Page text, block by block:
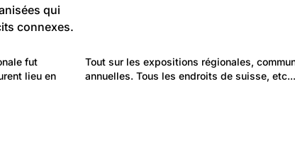
qui
connexes.
fut
lieu en
Travail et Economie: Technologie et science
Foires et Expos en Suisse
Tout sur les expositions régionales,
annuelles. Tous les endroits de suisse,